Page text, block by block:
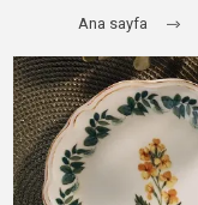
Ana sayfa